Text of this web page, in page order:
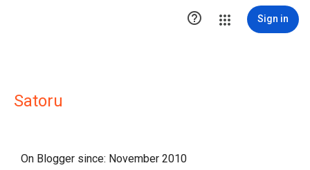
 Sign in
Satoru
On Blogger since: November 2010